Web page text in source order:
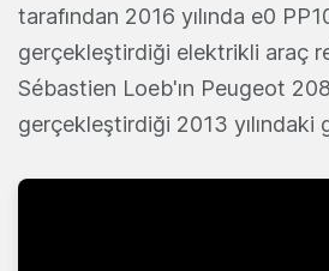
tarafından 2016 yılında e0
gerçekleştirdiği elektrikli araç
Sébastien Loeb'ın Peugeot
gerçekleştirdiği 2013 yılındaki